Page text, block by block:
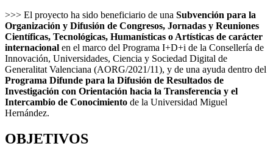
>>> El proyecto ha sido beneficiario de una Subvención para la
Organización y Difusión de Congresos, Jornadas y Reuniones
Científicas, Tecnológicas, Humanísticas o Artísticas de carácter
internacional en el marco del Programa I+D+i de la Consellería de
Innovación, Universidades, Ciencia y Sociedad Digital de
Generalitat Valenciana (AORG/2021/11), y de una ayuda dentro del
Programa Difunde para la Difusión de Resultados de
Investigación con Orientación hacia la Transferencia y el
Intercambio de Conocimiento de la Universidad Miguel
Hernández.
OBJETIVOS